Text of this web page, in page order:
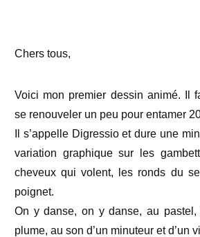
Chers tous,
Voici mon premier dessin animé. Il
se renouveler un peu pour entamer
Il s’appelle Digressio et dure une
variation graphique sur les
cheveux qui volent, les ronds du
poignet.
On y danse, on y danse, au
plume, au son d’un minuteur et d’un